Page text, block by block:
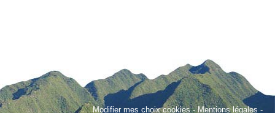
Modifier mes choix cookies-Mentions légales -